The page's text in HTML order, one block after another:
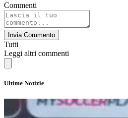
Commenti
Invia Commento
Tutti
Leggi altri commenti
Ultime Notizie